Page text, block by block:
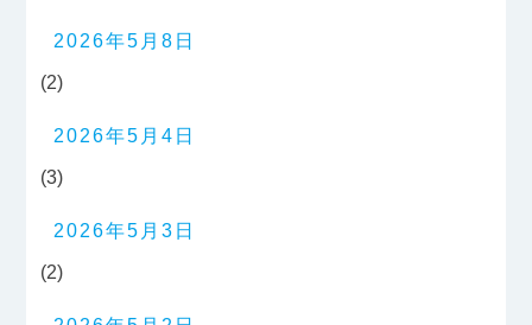
2026年5月8日
(2)
2026年5月4日
(3)
2026年5月3日
(2)